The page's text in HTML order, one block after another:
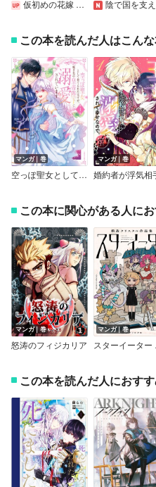
仮初めの花嫁 一条家に嫁いだ私の偽り婚姻譚【おまけ描き下ろし付き】 陰で国を支えていたのは私ですが、王家の皆さんお忘れですか？～追放された隠れ才女の辺境スローライフ計画～
この本を読んだ人はこん
マンガ｜巻
空っぽ聖女として捨てられたはずが、嫁ぎ先の皇帝陛下に溺愛されています【Renta！限定版】
マンガ｜巻
この本に関心がある人に
マンガ｜巻
怒涛のフィジカリア
マンガ｜巻
ス
この本を読んだ人におす